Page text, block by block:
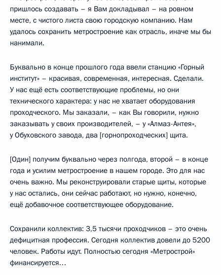
пришлось создавать – я Вам докладывал – на ровном
месте, с чистого листа свою городскую компанию. Нам
удалось сохранить метростроение как отрасль, иначе мы бы
нанимали.
Буквально в конце прошлого года ввели станцию «Горный
институт» – красивая, современная, интересная. Сделали.
У нас ещё есть соответствующие проблемы, но они
технического характера: у нас не хватает оборудования
проходческого. Мы заказали, – как Вы говорили, нужно
заказывать у своих производителей, – у «Алмаз-Антея»,
у Обуховского завода, два [горнопроходческих] щита.
[Один] получим буквально через полгода, второй – в конце
года и усилим метростроение в нашем городе. Это для нас
очень важно. Мы реконструировали старые щиты, которые
у нас остались, они сейчас работают, но нужно, конечно,
ещё добавочное соответствующее оборудование.
Сохранили коллектив: 3,5 тысячи проходчиков – это очень
дефицитная профессия. Сегодня коллектив довели до 5200
человек. Работы идут. Полностью сегодня «Метрострой»
финансируется…